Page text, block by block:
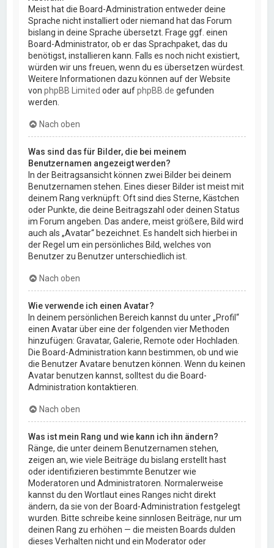
Meist hat die Board-Administration entweder deine
Sprache nicht installiert oder niemand hat das Forum
bislang in deine Sprache übersetzt. Frage ggf. einen
Board-Administrator, ob er das Sprachpaket, das du
benötigst, installieren kann. Falls es noch nicht existiert,
würden wir uns freuen, wenn du es übersetzen würdest.
Weitere Informationen dazu können auf der Website
vonphpBB Limited oder aufphpBB.de gefunden
werden.
Nach oben
Was sind das für Bilder, die bei meinem
Benutzernamen angezeigt werden?
In der Beitragsansicht können zwei Bilder bei deinem
Benutzernamen stehen. Eines dieser Bilder ist meist mit
deinem Rang verknüpft: Oft sind dies Sterne, Kästchen
oder Punkte, die deine Beitragszahl oder deinen Status
im Forum angeben. Das andere, meist größere, Bild wird
auch als „Avatar“ bezeichnet. Es handelt sich hierbei in
der Regel um ein persönliches Bild, welches von
Benutzer zu Benutzer unterschiedlich ist.
Nach oben
Wie verwende ich einen Avatar?
In deinem persönlichen Bereich kannst du unter „Profil“
einen Avatar über eine der folgenden vier Methoden
hinzufügen: Gravatar, Galerie, Remote oder Hochladen.
Die Board-Administration kann bestimmen, ob und wie
die Benutzer Avatare benutzen können. Wenn du keinen
Avatar benutzen kannst, solltest du die Board-
Administration kontaktieren.
Nach oben
Was ist mein Rang und wie kann ich ihn ändern?
Ränge, die unter deinem Benutzernamen stehen,
zeigen an, wie viele Beiträge du bislang erstellt hast
oder identifizieren bestimmte Benutzer wie
Moderatoren und Administratoren. Normalerweise
kannst du den Wortlaut eines Ranges nicht direkt
ändern, da sie von der Board-Administration festgelegt
wurden. Bitte schreibe keine sinnlosen Beiträge, nur um
deinen Rang zu erhöhen — die meisten Boards dulden
dieses Verhalten nicht und ein Moderator oder